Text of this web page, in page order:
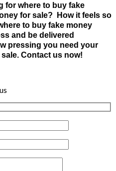
for where to buy fake
for sale? How it feels so
to buy fake money
and be delivered
pressing you need your
Contact us now!